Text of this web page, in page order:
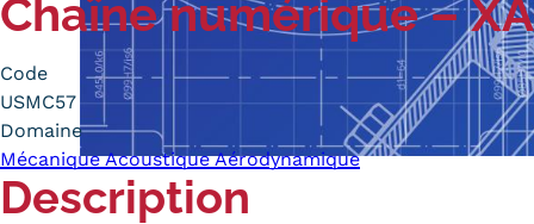
Quoi de neuf au Cnam BFC?
Actualités
Agenda
Revue de presse
Contact
Chaîne numérique –
Code
USMC57
Domaine
Mécanique Acoustique Aérodynamique
Description